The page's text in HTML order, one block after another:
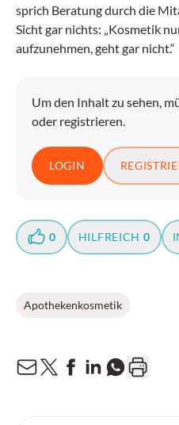
sprich Beratung durch die
Sicht gar nichts: „Kosmetik
aufzunehmen, geht gar nicht.“
Um den Inhalt zu sehen,
oder registrieren.
LOGIN
0 HILFREICH 0
Apothekenkosmetik